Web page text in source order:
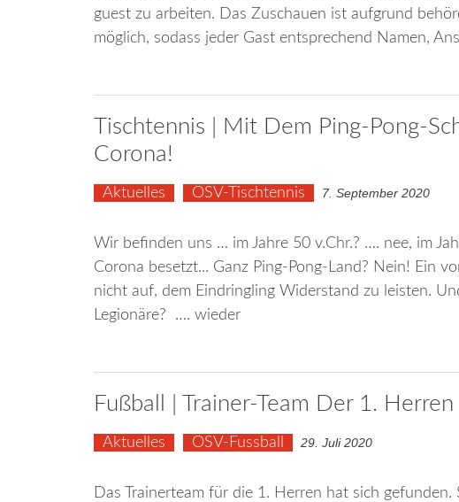
guest zu arbeiten. Das Zuschauen ist aufgrund
möglich, sodass jeder Gast entsprechend Namen,
Tischtennis | Mit Dem Ping-Pong-
Corona!
Aktuelles OSV-Tischtennis 7. September 2020
Wir befinden uns … im Jahre 50 v.Chr.? …. nee, im
Corona besetzt... Ganz Ping-Pong-Land? Nein! Ein
nicht auf, dem Eindringling Widerstand zu leisten.
Legionäre? …. wieder
Fußball | Trainer-Team Der 1.
Aktuelles OSV-Fussball 29. Juli 2020
Das Trainerteam für die 1. Herren hat sich